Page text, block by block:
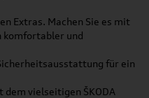
Extras. Machen Sie es mit
komfortabler und
für ein
vielseitigen ŠKODA